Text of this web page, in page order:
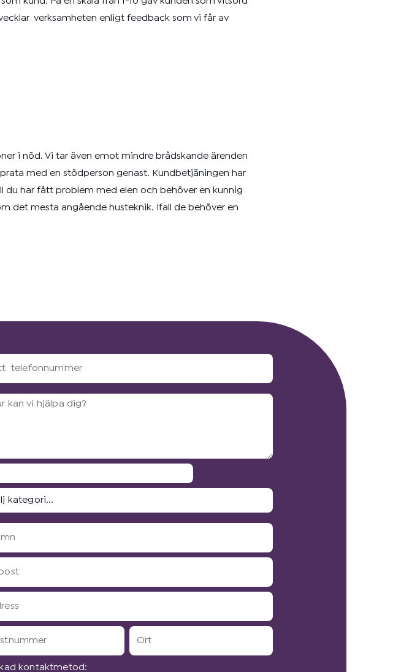
verksamheten enligt feedback som vi får av
i nöd. Vi tar även emot mindre brådskande ärenden
med en stödperson genast. Kundbetjäningen har
du har fått problem med elen och behöver en kunnig
det mesta angående husteknik. Ifall de behöver en
Ort
kontaktmetod: